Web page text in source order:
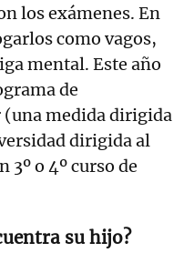
los exámenes. En
como vagos,
mental. Este año
de
medida dirigida
dirigida al
3º o 4º curso de
su hijo?